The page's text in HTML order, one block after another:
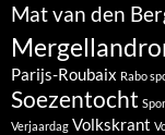
Mat van den
Parijs-Roubaix Rabo
Soezentocht
Verjaardag Volkskrant